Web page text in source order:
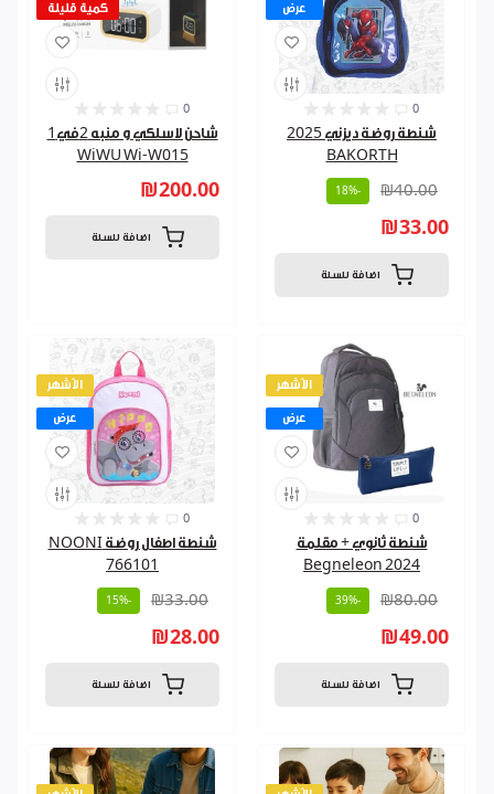
كمية قليلة
0
شاحن لاسلكي و منبه 2في1
WiWU Wi-W015
₪200.00
اضافة للسلة
عرض
0
شنطة روضة ديزني 2025
BAKORTH
₪40.00
-18%
₪33.00
اضافة للسلة
الأشهر
عرض
0
شنطة اطفال روضة NOONI
766101
₪33.00
-15%
₪28.00
اضافة للسلة
الأشهر
عرض
0
شنطة ثانوي + مقلمة
Begneleon 2024
₪80.00
-39%
₪49.00
اضافة للسلة